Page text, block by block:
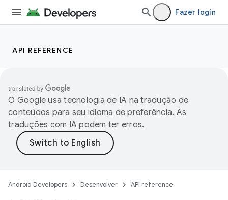
Fazer login
API REFERENCE
O Google usa tecnologia de IA na tradução de
conteúdos para seu idioma de preferência. As
traduções com IA podem ter erros.
Android Developers Desenvolver API reference